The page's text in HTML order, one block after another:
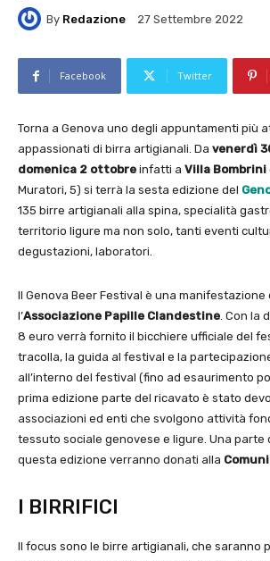
By Redazione 27 Settembre 2022
Facebook Twitter
Torna a Genova uno degli appuntamenti più
appassionati di birra artigianali. Da venerdì
domenica 2 ottobre infatti a Villa Bombrini
Muratori, 5) si terrà la sesta edizione del
135 birre artigianali alla spina, specialità
territorio ligure ma non solo, tanti eventi
degustazioni, laboratori.
Il Genova Beer Festival è una
l’Associazione Papille Clandestine. Con la
8 euro verrà fornito il bicchiere ufficiale del
tracolla, la guida al festival e la
all’interno del festival (fino ad esaurimento
prima edizione parte del ricavato è stato
associazioni ed enti che svolgono attività
tessuto sociale genovese e ligure. Una parte
questa edizione verranno donati alla
I BIRRIFICI
Il focus sono le birre artigianali, che saranno